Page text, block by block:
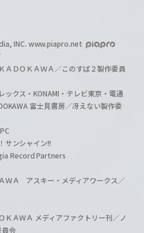
INC. www.piapro.net
ＤＯＫＡＷＡ／このすば２製作委員
クス・KONAMI・テレビ東京・電通
富士見書房／冴えない製作委
サンシャイン!!
Record Partners
ＷＡ アスキー・メディアワークス／
ＡＷＡ メディアファクトリー刊／ノ
会